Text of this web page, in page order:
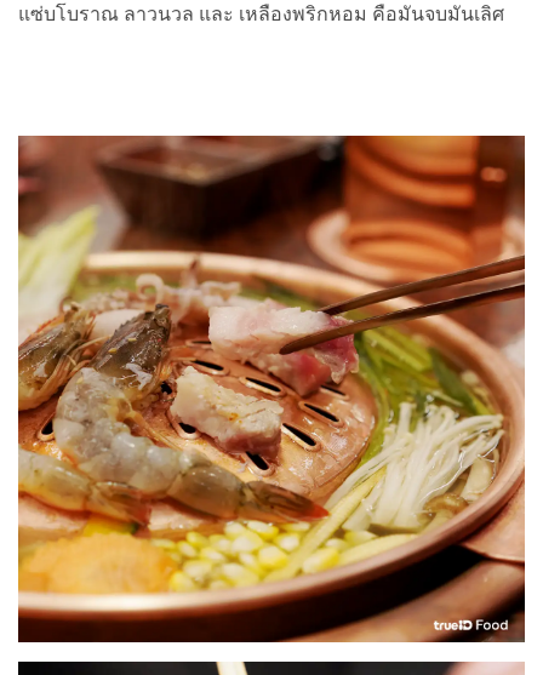
แซ่บโบราณ ลาวนวล และ เหลืองพริกหอม คือมันจบมันเลิศ